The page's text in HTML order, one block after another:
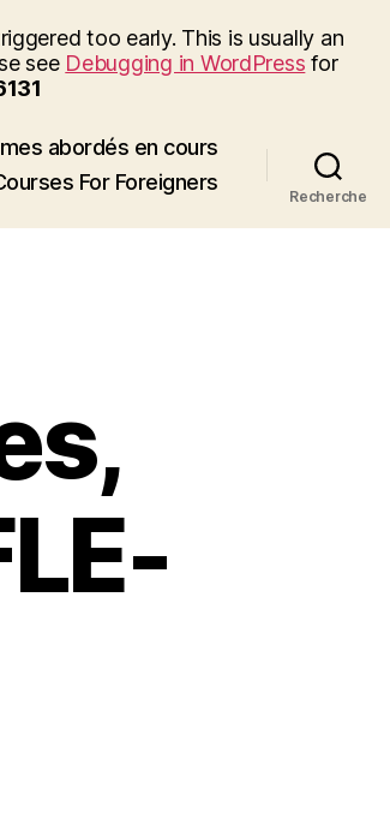
too early. This is usually an
see Debugging in WordPress for
abordés en cours
For Foreigners
Recherche